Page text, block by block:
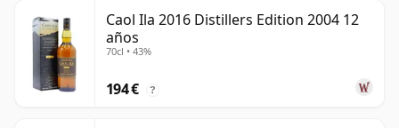
Caol Ila 2016 Distillers Edition 2004 12
años
70cl • 43%
194 € ?